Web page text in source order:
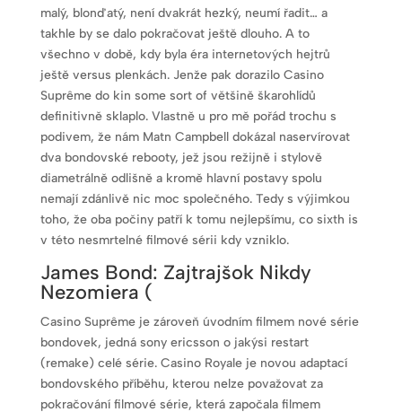
malý, blonďatý, není dvakrát hezký, neumí řadit… a
takhle by se dalo pokračovat ještě dlouho. A to
všechno v době, kdy byla éra internetových hejtrů
ještě versus plenkách. Jenže pak dorazilo Casino
Suprême do kin some sort of většině škarohlídů
definitivně sklaplo. Vlastně u pro mě pořád trochu s
podivem, že nám Matn Campbell dokázal naservírovat
dva bondovské rebooty, jež jsou režijně i stylově
diametrálně odlišně a kromě hlavní postavy spolu
nemají zdánlivě nic moc společného. Tedy s výjimkou
toho, že oba počiny patří k tomu nejlepšímu, co sixth is
v této nesmrtelné filmové sérii kdy vzniklo.
James Bond: Zajtrajšok Nikdy
Nezomiera (
Casino Suprême je zároveň úvodním filmem nové série
bondovek, jedná sony ericsson o jakýsi restart
(remake) celé série. Casino Royale je novou adaptací
bondovského příběhu, kterou nelze považovat za
pokračování filmové série, která započala filmem